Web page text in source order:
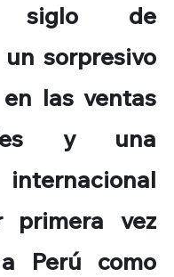
siglo de
sorpresivo
las ventas
y una
primera vez
Perú como